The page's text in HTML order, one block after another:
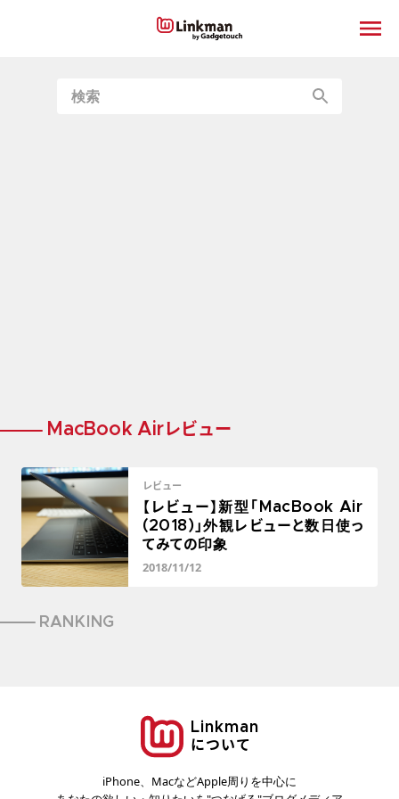
MacBook Airレビュー
レビュー
【レビュー】新型「MacBook Air
(2018)」外観レビューと数日使っ
てみての印象
2018/11/12
RANKING
Linkman
について
iPhone、MacなどApple周りを中心に